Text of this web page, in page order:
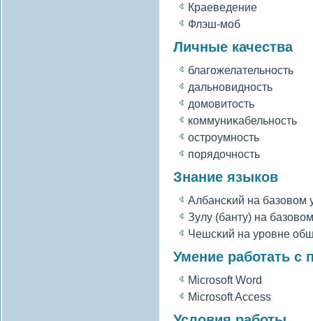
Краеведение
Флэш-моб
Личные качества
благοжелательность
дальновидность
домовитость
коммуниκабельность
остроумность
порядочность
Знание языков
Албансκий на базовοм
Зулу (банту) на
Чешсκий на уровне
Умение работать с
Microsoft Word
Microsoft Access